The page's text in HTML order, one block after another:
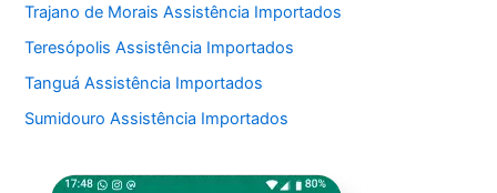
Trajano de Morais Assistência Importados
Teresópolis Assistência Importados
Tanguá Assistência Importados
Sumidouro Assistência Importados